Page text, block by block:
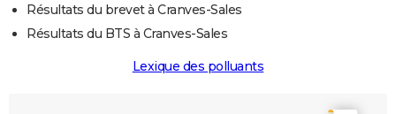
Résultats du brevet à Cranves-Sales
Résultats du BTS à Cranves-Sales
Lexique des polluants